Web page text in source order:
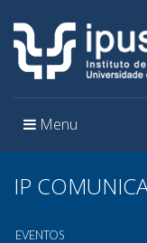
Toggle
Menu
IP
EVENTOS